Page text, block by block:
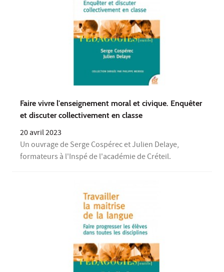
Faire vivre l'enseignement moral et civique. Enquêter
et discuter collectivement en classe
20 avril 2023
Un ouvrage de Serge Cospérec et Julien Delaye,
formateurs à l'Inspé de l'académie de Créteil.